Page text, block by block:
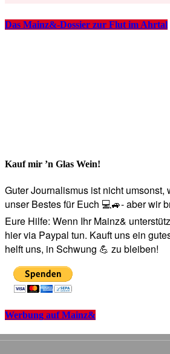
Das Mainz&-Dossier zur Flut im Ahrtal
Kauf mir ’n Glas Wein!
Guter Journalismus ist nicht umsonst,
unser Bestes für Euch 💻🚙- aber wir
Eure Hilfe: Wenn Ihr Mainz&
hier via Paypal tun. Kauft uns ein
helft uns, in Schwung 💪 zu bleiben!
Werbung auf Mainz&